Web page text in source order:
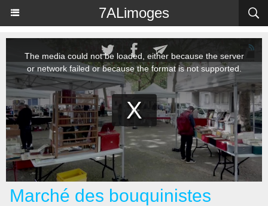
7ALimoges
Marché des bouquinistes